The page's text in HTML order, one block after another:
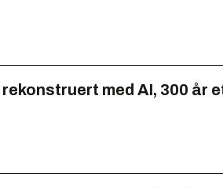
med AI, 300 år